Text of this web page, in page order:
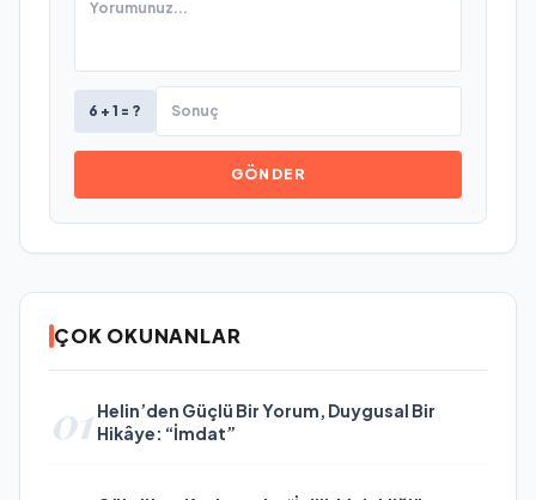
6 + 1 = ?
GÖNDER
ÇOK OKUNANLAR
01 Helin’den Güçlü Bir Yorum, Duygusal Bir
Hikâye: “İmdat”